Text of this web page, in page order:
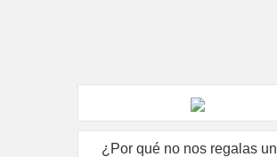
¿Por qué no nos regalas un